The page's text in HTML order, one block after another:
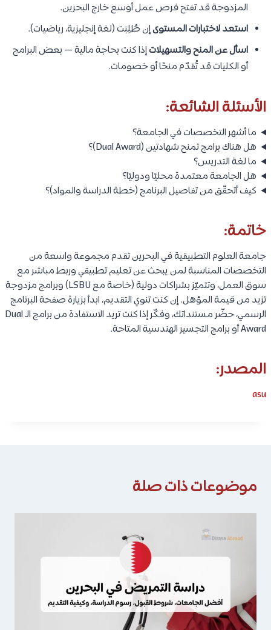
المزدوجة قد تفتح فرص عمل أوسع خارج البحرين.
استعد لاختبارات المستوىإن طُلِبَت (لغة إنجليزية، رياضيات).
اسأل عن المنح والتسهيلاتإذا كنت بحاجة مالية — بعض البرامج
أو الكليات قد تُقدّم منحًا أو خصومات.
الأسئلة الشائعة:
ما أشهر التخصصات في الجامعة؟
هل هناك برامج تمنح شهادتين (Dual Award)؟
ما لغة التدريس؟
هل الجامعة معتمدة محليًا ودوليًا؟
كيف أتحقّق من تفاصيل البرنامج (خطة الدراسة والمواد)؟
خاتمة:
جامعة العلوم التطبيقية في البحرين تقدم مجموعة واسعة من
التخصصات المناسبة لمن يبحث عن تعليم تطبيقي وربط مباشر مع
سوق العمل، وتتميّز بشراكات دولية (خاصة مع LSBU) وبرامج مزدوجة
تزيد من قيمة المؤهل. إن كنت تنوي التقديم، ابدأ بزيارة صفحة البرنامج
الرسمي، حضّر مستنداتك، وفكّر إذا كنت تريد الاستفادة من برامج الـ Dual
Award أو برامج التجسير الهندسية المتاحة.
المصدر:
asu
موضوعات ذات صلة